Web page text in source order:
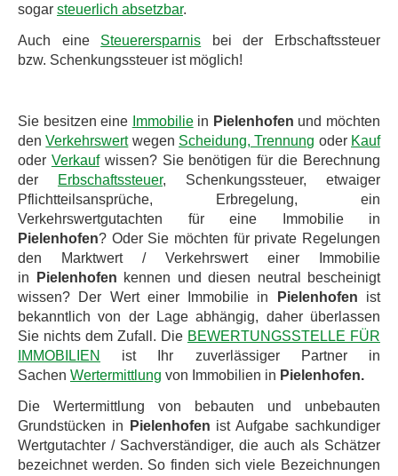
sogar steuerlich absetzbar.
Auch eine Steuerersparnis bei der Erbschaftssteuer
bzw. Schenkungssteuer ist möglich!
Sie besitzen eine Immobiliein Pielenhofen und möchten
denVerkehrswertwegen Scheidung, Trennung oder Kauf
oder Verkaufwissen? Sie benötigen für die Berechnung
der
Erbschaftssteuer, Schenkungssteuer, etwaiger
Pflichtteilsansprüche, Erbregelung, ein
Verkehrswertgutachten für eine Immobilie in
Pielenhofen? Oder Sie möchten für private Regelungen
den Marktwert / Verkehrswert einer Immobilie
in
Pielenhofen kennen und diesen neutral bescheinigt
wissen? Der Wert einer Immobilie in
Pielenhofen ist
bekanntlich von der Lage abhängig, daher überlassen
Sie nichts dem Zufall. Die BEWERTUNGSSTELLE FÜR
IMMOBILIEN
ist Ihr zuverlässiger Partner in
Sachen Wertermittlung von Immobilien in Pielenhofen.
Die Wertermittlung von bebauten und unbebauten
Grundstücken in
Pielenhofen ist Aufgabe sachkundiger
Wertgutachter / Sachverständiger, die auch als Schätzer
bezeichnet werden. So finden sich viele Bezeichnungen